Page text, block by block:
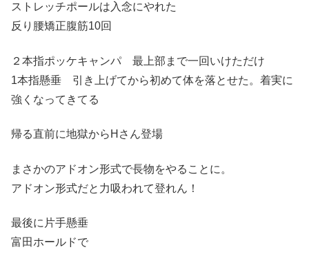
ストレッチポールは入念にやれた
反り腰矯正腹筋10回
２本指ポッケキャンパ 最上部まで一回いけただけ
1本指懸垂 引き上げてから初めて体を落とせた。着実に
強くなってきてる
帰る直前に地獄からHさん登場
まさかのアドオン形式で長物をやることに。
アドオン形式だと力吸われて登れん！
最後に片手懸垂
富田ホールドで